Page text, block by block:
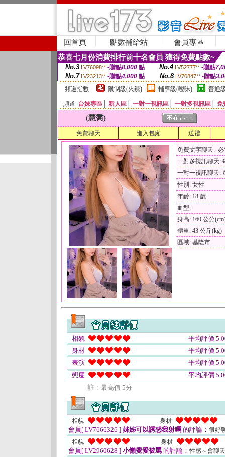
回首頁 點數補給站 會員專區
恭喜七月份消費排行前十名會員 獲得免費點數~
No.3 LV76098** -贈點8,000點 No.4 LV52777** -贈點
No.7 LV23213** -贈點4,000 點 No.8 LV70847** -贈點
頻道指數
限制級(火辣) 輔導級(曖昧) 普通
頻道 台妹專區 新人區 一對一視訊區 一對多視訊區 免
(慧喬)
免費聊天 進入包廂 送禮
免費文字聊天:
一對多視訊聊天:
一對一視訊聊天:
性別: 女性
年齡: 18 歲
血型:
身高: 160 公分
體重: 43 公斤(kg)
區域: 基隆市
相貌
平均評價
身材
平均評價
表演
平均評價
態度
平均評價
註﹕最高值 5分
相貌 身材
會員[ LV7666326 ] 姊姊可以誘惑我射嗎 的評論： 很好
相貌
身材
會員[ LV2960628 ] 小懶覺愛被罵 的評論：性感～會聊